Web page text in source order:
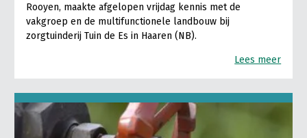
Rooyen, maakte afgelopen vrijdag kennis met de
vakgroep en de multifunctionele landbouw bij
zorgtuinderij Tuin de Es in Haaren (NB).
Lees meer